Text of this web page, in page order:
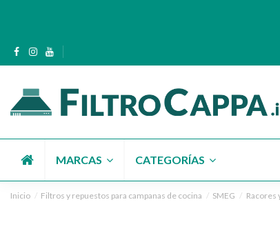
MARCAS CATEGORÍAS
Inicio Filtros y repuestos para campanas de cocina SMEG Racores